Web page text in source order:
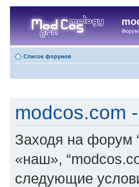
Форум
Список форумов
modcos.com
Заходя на форум
«наш»,
следующие